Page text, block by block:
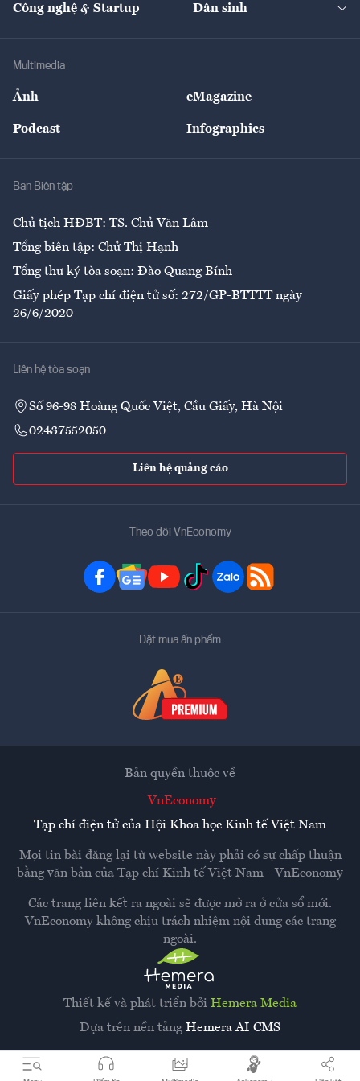
Tư vấn Nông sản
Giải trí
Công nghệ & Startup Dân sinh
Multimedia
Ảnh eMagazine
Podcast Infographics
Ban Biên tập
Chủ tịch HĐBT: TS. Chử Văn Lâm
Tổng biên tập: Chử Thị Hạnh
Tổng thư ký tòa soạn: Đào Quang Bính
Giấy phép Tạp chí điện tử số: 272/GP-BTTTT ngày
26/6/2020
Liên hệ tòa soạn
Số 96-98 Hoàng Quốc Việt, Cầu Giấy, Hà Nội
02437552050
Liên hệ quảng cáo
Theo dõi VnEconomy
Đặt mua ấn phẩm
Thiết kế và phát triển bởi Hemera Media
Dựa trên nền tảng Hemera AI CMS
Bản quyền thuộc về
VnEconomy
Tạp chí điện tử của Hội Khoa học Kinh tế Việt Nam
Mọi tin bài đăng lại từ website này phải có sự chấp thuận
bằng văn bản của Tạp chí Kinh tế Việt Nam - VnEconomy
Các trang liên kết ra ngoài sẽ được mở ra ở cửa sổ mới.
VnEconomy không chịu trách nhiệm nội dung các trang
ngoài.